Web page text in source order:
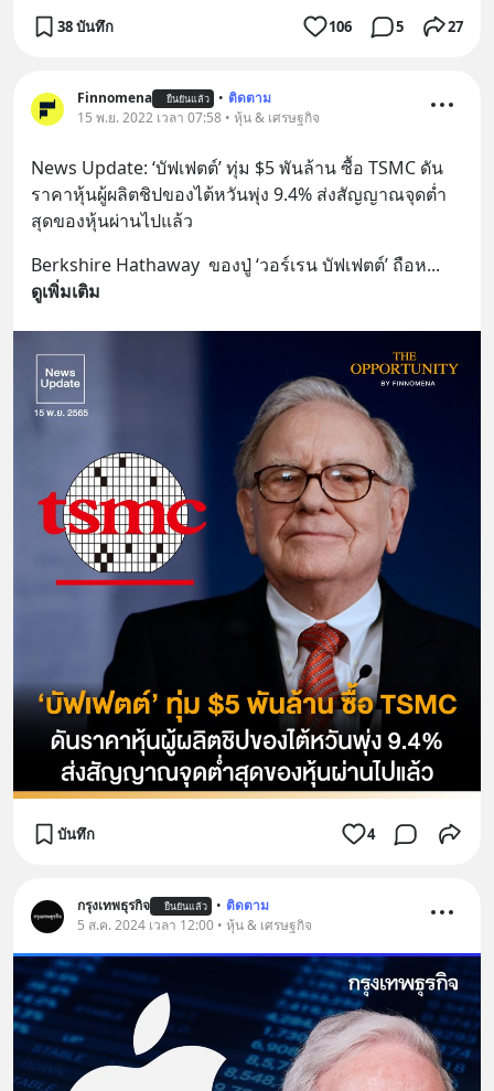
38 บันทึก 106 5 27
Finnomena ยืนยันแล้ว • ติดตาม
15 พ.ย. 2022 เวลา 07:58 • หุ้น & เศรษฐกิจ
News Update: ‘บัฟเฟตต์’ ทุ่ม $5 พันล้าน ซื้อ TSMC ดัน
ราคาหุ้นผู้ผลิตชิปของไต้หวันพุ่ง 9.4% ส่งสัญญาณจุดต่ำ
สุดของหุ้นผ่านไปแล้ว
Berkshire Hathaway  ของปู่ ‘วอร์เรน บัฟเฟตต์’ ถือห...
ดูเพิ่มเติม
บันทึก 4
กรุงเทพธุรกิจ ยืนยันแล้ว • ติดตาม
5 ส.ค. 2024 เวลา 12:00 • หุ้น & เศรษฐกิจ